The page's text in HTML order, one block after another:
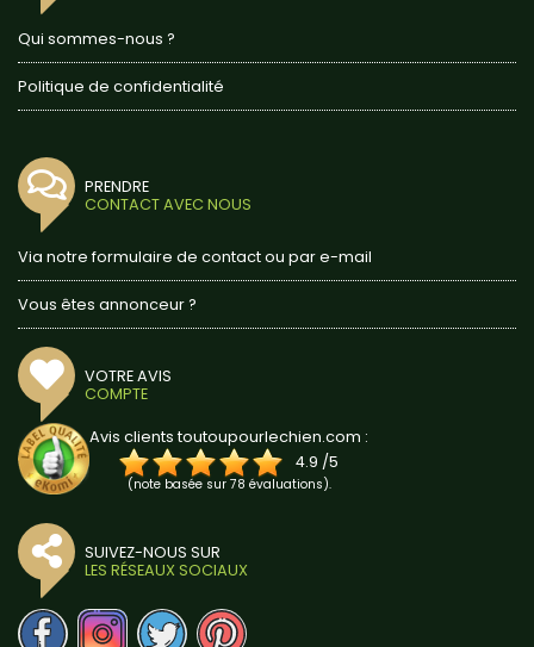
Qui sommes-nous ?
Politique de confidentialité
PRENDRE
CONTACT AVEC NOUS
Via notre formulaire de contact ou par e-mail
Vous êtes annonceur ?
VOTRE AVIS
COMPTE
Avis clients toutoupourlechien.com :
4.9 /5
(note basée sur 78 évaluations).
SUIVEZ-NOUS SUR
LES RÉSEAUX SOCIAUX